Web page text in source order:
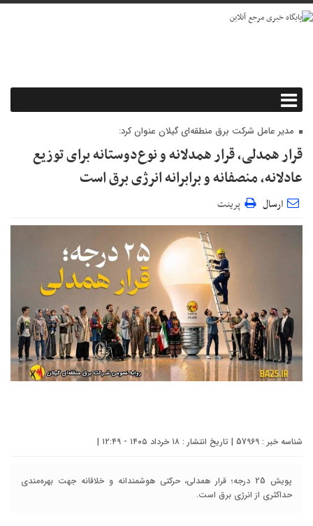
مدیر عامل شرکت برق منطقه‌ای گیلان عنوان کرد:
قرار همدلی، قرار همدلانه و نوع‌دوستانه برای توزیع
عادلانه، منصفانه و برابرانه انرژی برق است
ارسال پرینت
شناسه خبر : 57969 | تاریخ انتشار : ۱۸ خرداد ۱۴۰۵ - ۱۲:۴۹ |
پویش 25 درجه؛ قرار همدلی، حرکتی هوشمندانه و خلاقانه جهت بهره‌مندی
حداکثری از انرژی برق است.